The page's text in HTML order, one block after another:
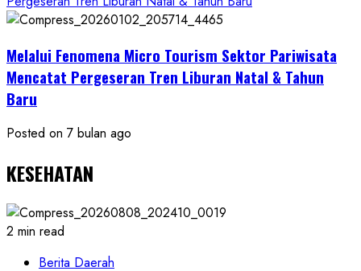
Melalui Fenomena Micro Tourism Sektor Pariwisata
Mencatat Pergeseran Tren Liburan Natal & Tahun
Baru
Posted on 7 bulan ago
KESEHATAN
2 min read
Berita Daerah